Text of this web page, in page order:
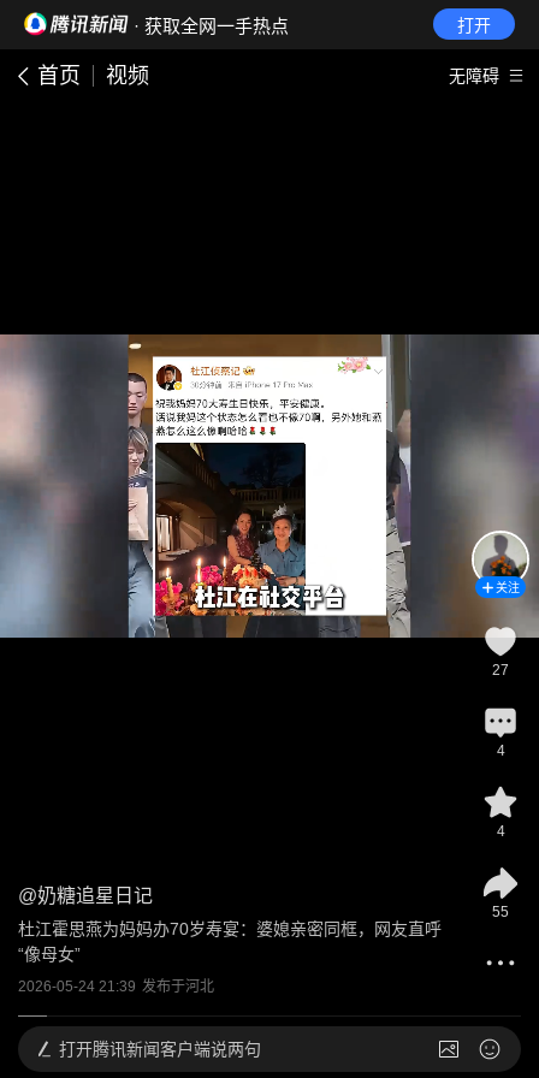
· 获取全网一手热点 打开
首页 视频 无障碍
@奶糖追星日记
杜江霍思燕为妈妈办70岁寿宴：婆媳亲密同框，网友直呼
“像母女”
2026-05-24 21:39 发布于河北
关注
27
4
4
55
打开腾讯新闻客户端说两句